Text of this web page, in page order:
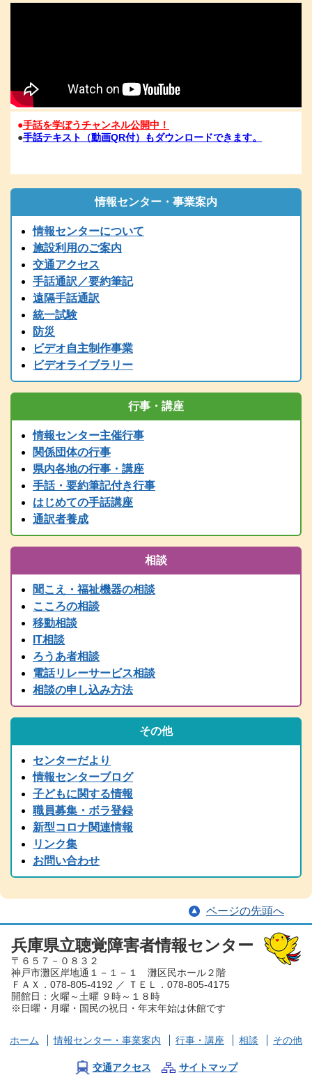
R８年度の手話通訳者養成講座・要約筆記者養成講座の案内をアップ
2026.03.03
2025（令和7）年度手話通訳者全国統一試験合格発表
2026.01.06
1/6（火）11：00時点 電話が復旧いたしました。FAXも、電話開通
の時点から、受信が可能となっております。ご心配な方は、FAXを
2026.01.06
1/6（火）9：00時点 現在、電話の使用ができません。御用の方
は、兵庫県こどものきこえ相談センター（T/078-600-0556）に、ご
2025.12.26
〔年末年始の休館について〕年末は１２／２７（土）１７時までで
す。１２/２８～１/５まで閉館します。
2025.12.24
令和７年度 手話通訳者養成講座（通訳Ⅲ第1～４講座）の案内を掲
載しました。
2025.11.01
2025（R7）年度全国統一要約筆記者認定試験の受験案内を掲載しま
した
2025.08.01
2025（令和7）年度手話通訳者全国統一試験の受験案内を掲載しまし
た。
2025（令和7）年度手話通訳者全国統一試験の受験案内は8月1日
（金）掲載予定です。
2025.07.12
情報センター主催行事等、随時更新中です！
2025.05.24
要約筆記者養成講座パソコンコース＜宍粟会場＞ 申込締切を６月
２日に延長しました
2025.04.03
2025年度要約筆記者養成講座（宍粟会場・猪名川会場）・養成講座
2025.03.21
2024（令和6）年度 全国統一要約筆記者認定試験合格者発表
2025.03.15
令和７年度 手話通訳者養成講座（通訳Ⅰ・通訳Ⅱ）の案内を掲載
しました。
2024.03.01
2024（令和6）年度手話通訳者全国統一試験合格者発表
2025.02.07
令和７年度 難聴者向けの各種講座を掲載しました。
年末年始は、１２/２９～１/３まで閉館します。
2024.11.13
行政職員向け防災学習会リアルタイム配信（11/14 PM2:00～）
2024.11.05
2024(R6)年度 全国統一要約筆記者認定試験の受験案内を掲載しまし
2024.08.22
中止のご案内「大矢暹氏 人生を語る」の9/5公開収録は都合により
中止となりました。
2024（令和6）年度 手話通訳者全国統一試験の受験案内を掲載しま
した
2024.07.05
夏から秋にかけて、兵庫県芸術プレミアムデーが開催され、手話・
要約筆記付きのイベント案内が各種届いております。ぜひ、足を運
んでみてください。
2023（令和６）年度 手話通訳者養成講座を掲載しました。
●手話を学ぼうチャンネル公開中！
●手話テキスト（動画QR付）もダウンロードできます。
情報センター・事業案内
情報センターについて
施設利用のご案内
交通アクセス
手話通訳／要約筆記
遠隔手話通訳
統一試験
防災
ビデオ自主制作事業
ビデオライブラリー
行事・講座
情報センター主催行事
関係団体の行事
県内各地の行事・講座
手話・要約筆記付き行事
はじめての手話講座
通訳者養成
相談
聞こえ・福祉機器の相談
こころの相談
移動相談
IT相談
ろうあ者相談
電話リレーサービス相談
相談の申し込み方法
その他
センターだより
情報センターブログ
子どもに関する情報
職員募集・ボラ登録
新型コロナ関連情報
リンク集
お問い合わせ
ページの先頭へ
兵庫県立聴覚障害者情報センター
〒６５７－０８３２
神戸市灘区岸地通１－１－１ 灘区民ホール２階
ＦＡＸ．078-805-4192 ／ ＴＥＬ．078-805-4175
開館日：火曜～土曜 ９時～１８時
※日曜・月曜・国民の祝日・年末年始は休館です
ホーム 情報センター ・事業案内 行事・講座 相談 その他
交通アクセス サイトマップ